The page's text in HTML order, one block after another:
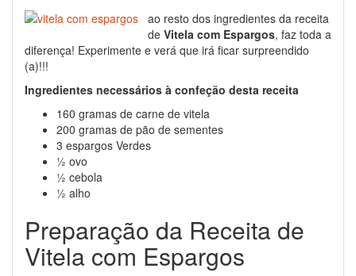
ao resto dos ingredientes da receita
de Vitela com Espargos, faz toda a
diferença! Experimente e verá que irá ficar surpreendido
(a)!!!
Ingredientes necessários à confeção desta receita
160 gramas de carne de vitela
200 gramas de pão de sementes
3 espargos Verdes
½ ovo
½ cebola
½ alho
Preparação da Receita de
Vitela com Espargos